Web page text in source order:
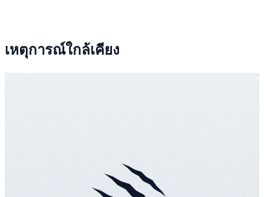
เหตุการณ์ใกล้เคียง